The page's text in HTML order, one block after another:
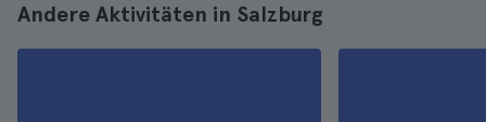
Andere Aktivitäten in Salzburg